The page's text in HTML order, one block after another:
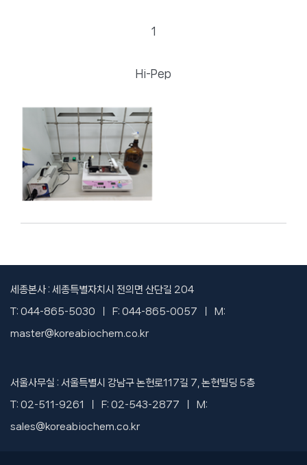
1
Hi-Pep
세종본사 : 세종특별자치시 전의면 산단길 204
T: 044-865-5030 ㅣ F: 044-865-0057 ㅣ M:
master@koreabiochem.co.kr
서울사무실 : 서울특별시 강남구 논현로117길 7, 논현빌딩 5층
T: 02-511-9261 ㅣ F: 02-543-2877 ㅣ M:
sales@koreabiochem.co.kr